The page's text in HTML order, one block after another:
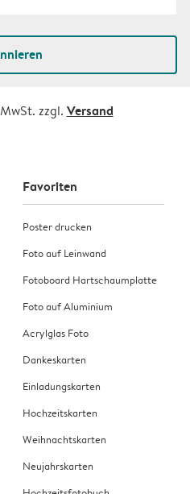
zzgl. Versand
Favoriten
Poster drucken
Foto auf Leinwand
Fotoboard Hartschaumplatte
Foto auf Aluminium
Acrylglas Foto
Dankeskarten
Einladungskarten
Hochzeitskarten
Weihnachtskarten
Neujahrskarten